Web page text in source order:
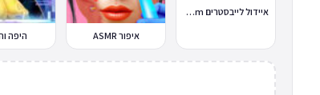
איידול לייבסטרים Idol Livestream
איפור ASMR היפה